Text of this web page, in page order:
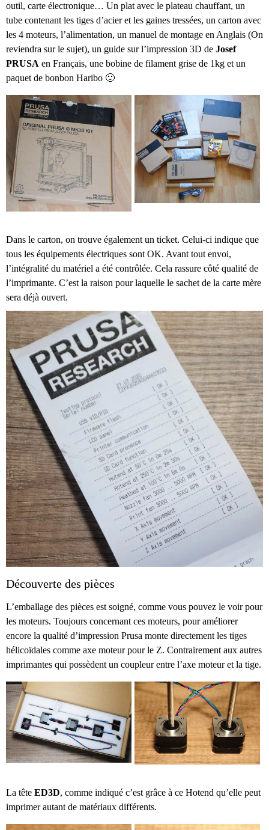
outil, carte électronique… Un plat avec le plateau chauffant, un
tube contenant les tiges d’acier et les gaines tressées, un carton avec
les 4 moteurs, l’alimentation, un manuel de montage en Anglais (On
reviendra sur le sujet), un guide sur l’impression 3D de Josef
PRUSA en Français, une bobine de filament grise de 1kg et un
paquet de bonbon Haribo 🙂
Dans le carton, on trouve également un ticket. Celui-ci indique que
tous les équipements électriques sont OK. Avant tout envoi,
l’intégralité du matériel a été contrôlée. Cela rassure côté qualité de
l’imprimante. C’est la raison pour laquelle le sachet de la carte mère
sera déjà ouvert.
Découverte des pièces
L’emballage des pièces est soigné, comme vous pouvez le voir pour
les moteurs. Toujours concernant ces moteurs, pour améliorer
encore la qualité d’impression Prusa monte directement les tiges
hélicoïdales comme axe moteur pour le Z. Contrairement aux autres
imprimantes qui possèdent un coupleur entre l’axe moteur et la tige.
La tête ED3D, comme indiqué c’est grâce à ce Hotend qu’elle peut
imprimer autant de matériaux différents.